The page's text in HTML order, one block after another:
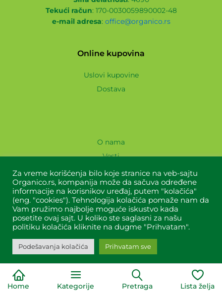
Tekući račun: 170-0030059890002-48
e-mail adresa: office@organico.rs
Online kupovina
Uslovi kupovine
Dostava
O nama
Vesti
Recepti
Lokacije
Blog
Kontakt
Naši partneri
Za vreme korišćenja bilo koje stranice na veb-sajtu
Organico.rs, kompanija može da sačuva određene
informacije na korisnikov uređaj, putem "kolačića"
(eng. "cookies"). Tehnologija kolačića pomaže nam da
Vam pružimo najbolje moguće iskustvo kada
posetite ovaj sajt. U koliko ste saglasni za našu
politiku kolačića kliknite na dugme "Prihvatam".
Podešavanja kolačića Prihvatam sve
Home Kategorije Pretraga Lista želja